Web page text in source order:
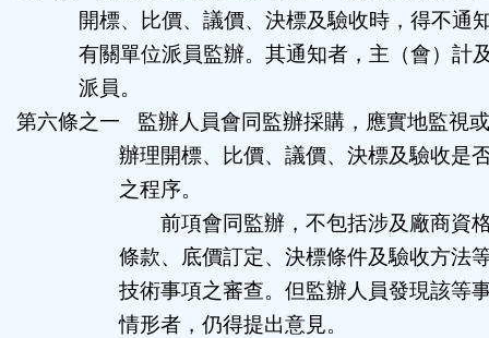
開標、比價、議價、決標及驗收時，得不通
有關單位派員監辦。其通知者，主（會）計
派員。
第六條之一
監辦人員會同監辦採購，應實地監視
辦理開標、比價、議價、決標及驗收是
之程序。
前項會同監辦，不包括涉及廠商資
條款、底價訂定、決標條件及驗收方法
技術事項之審查。但監辦人員發現該等
情形者，仍得提出意見。